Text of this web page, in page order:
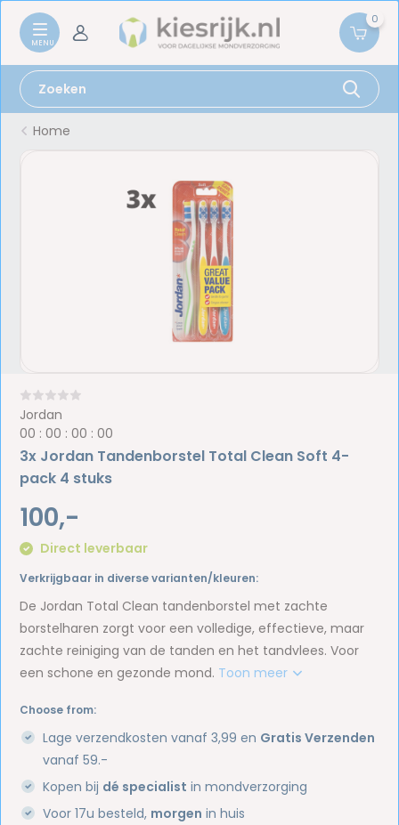
0
Home
Jordan
00 :00 :00 :00
3x Jordan Tandenborstel Total Clean Soft 4-
pack 4 stuks
100,-
Direct leverbaar
Verkrijgbaar in diverse varianten/kleuren:
De Jordan Total Clean tandenborstel met zachte
borstelharen zorgt voor een volledige, effectieve, maar
zachte reiniging van de tanden en het tandvlees. Voor
een schone en gezonde mond. Toon meer
Choose from:
Lage verzendkosten vanaf 3,99 en Gratis Verzenden
vanaf 59.-
Kopen bij dé specialist in mondverzorging
Voor 17u besteld, morgen in huis